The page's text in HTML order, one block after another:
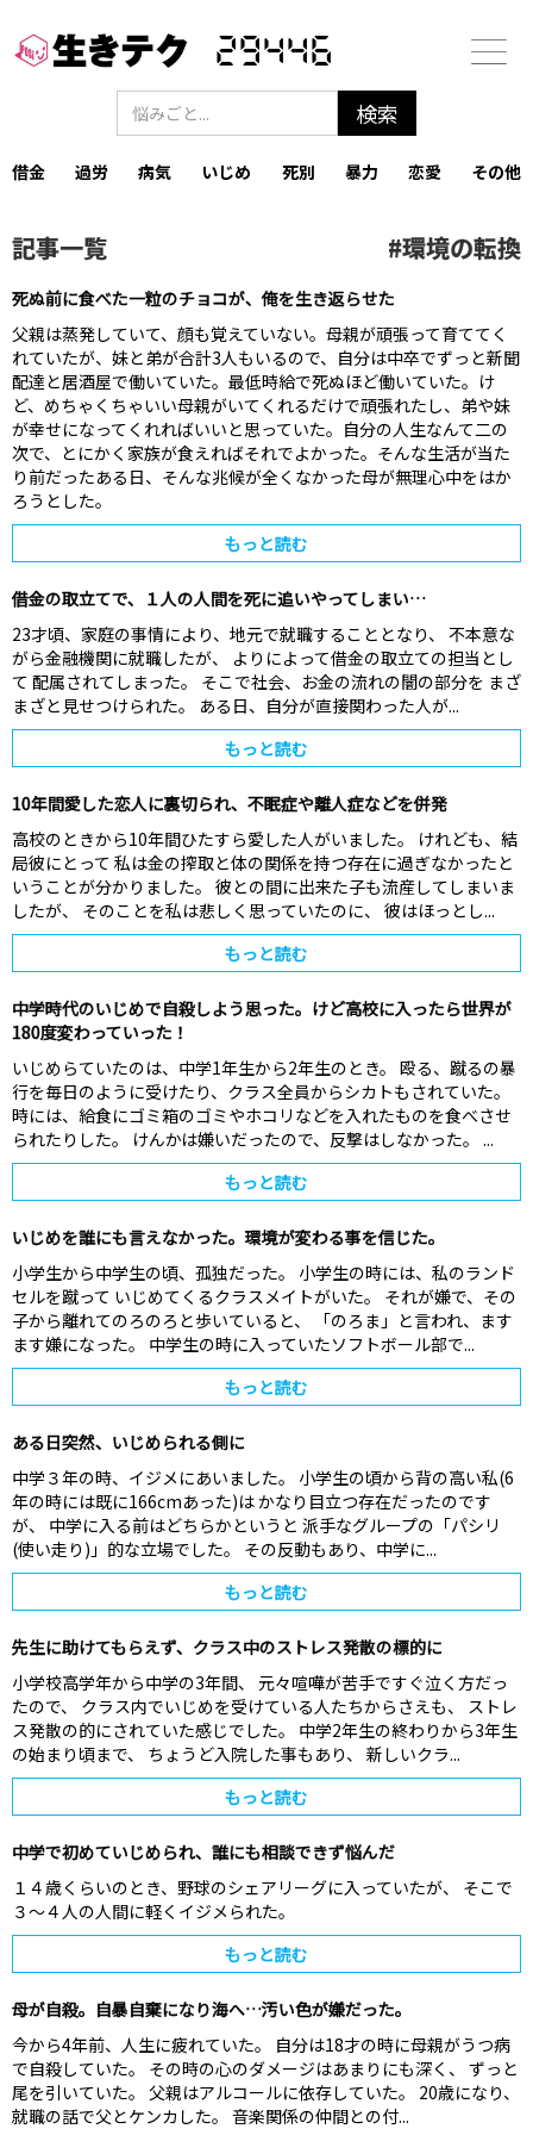
29446
借金 過労 病気 いじめ 死別 暴力 恋愛 その他
記事一覧 #環境の転換
死ぬ前に食べた一粒のチョコが、俺を生き返らせた
父親は蒸発していて、顔も覚えていない。‍母親が頑張って育ててく
れていたが、妹と弟が合計3人もいるので、自分は中卒でずっと新聞
配達と居酒屋で働いていた。‍最低時給で死ぬほど働いていた。け
ど、めちゃくちゃいい母親がいてくれるだけで頑張れたし、弟や妹
が幸せになってくれればいいと思っていた。‍自分の人生なんて二の
次で、とにかく家族が食えればそれでよかった。‍そんな生活が当た
り前だったある日、そんな兆候が全くなかった母が無理心中をはか
ろうとした。
もっと読む
借金の取立てで、１人の人間を死に追いやってしまい…
23才頃、家庭の事情により、地元で就職することとなり、 不本意な
がら金融機関に就職したが、 よりによって借金の取立ての担当とし
て 配属されてしまった。 そこで社会、お金の流れの闇の部分を まざ
まざと見せつけられた。 ある日、自分が直接関わった人が...
もっと読む
10年間愛した恋人に裏切られ、不眠症や離人症などを併発
高校のときから10年間ひたすら愛した人がいました。 けれども、結
局彼にとって 私は金の搾取と体の関係を持つ存在に過ぎなかったと
いうことが分かりました。 彼との間に出来た子も流産してしまいま
したが、 そのことを私は悲しく思っていたのに、 彼はほっとし...
もっと読む
中学時代のいじめで自殺しよう思った。けど高校に入ったら世界が
180度変わっていった！
いじめらていたのは、中学1年生から2年生のとき。 殴る、蹴るの暴
行を毎日のように受けたり、クラス全員からシカトもされていた。
時には、給食にゴミ箱のゴミやホコリなどを入れたものを食べさせ
られたりした。 けんかは嫌いだったので、反撃はしなかった。 ...
もっと読む
いじめを誰にも言えなかった。環境が変わる事を信じた。
小学生から中学生の頃、孤独だった。 小学生の時には、私のランド
セルを蹴って いじめてくるクラスメイトがいた。 それが嫌で、その
子から離れてのろのろと歩いていると、 「のろま」と言われ、ます
ます嫌になった。 中学生の時に入っていたソフトボール部で...
もっと読む
ある日突然、いじめられる側に
中学３年の時、イジメにあいました。 小学生の頃から背の高い私(6
年の時には既に166cmあった)は かなり目立つ存在だったのです
が、 中学に入る前はどちらかというと 派手なグループの「パシリ
(使い走り)」的な立場でした。 その反動もあり、中学に...
もっと読む
先生に助けてもらえず、クラス中のストレス発散の標的に
小学校高学年から中学の3年間、 元々喧嘩が苦手ですぐ泣く方だっ
たので、 クラス内でいじめを受けている人たちからさえも、 ストレ
ス発散の的にされていた感じでした。 中学2年生の終わりから3年生
の始まり頃まで、 ちょうど入院した事もあり、 新しいクラ...
もっと読む
中学で初めていじめられ、誰にも相談できず悩んだ
１４歳くらいのとき、野球のシェアリーグに入っていたが、 そこで
３～４人の人間に軽くイジメられた。
もっと読む
母が自殺。自暴自棄になり海へ…汚い色が嫌だった。
今から4年前、人生に疲れていた。 自分は18才の時に母親がうつ病
で自殺していた。 その時の心のダメージはあまりにも深く、 ずっと
尾を引いていた。 父親はアルコールに依存していた。 20歳になり、
就職の話で父とケンカした。 音楽関係の仲間との付...